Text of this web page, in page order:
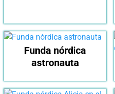
Funda nórdica
astronauta